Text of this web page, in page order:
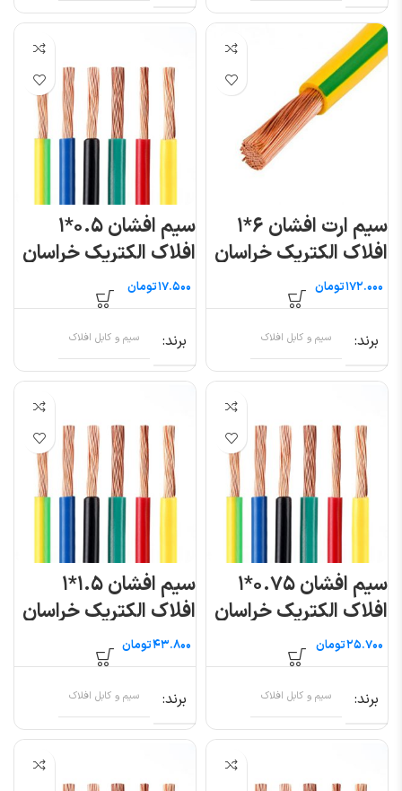
سیم ارت افشان ۶*۱
افلاک الکتریک خراسان
(متری)
تومان
برند سیم و کابل افلاک
سیم افشان ۰.۵*۱
افلاک الکتریک خراسان
(متری)
تومان
برند سیم و کابل افلاک
سیم افشان ۰.۷۵*۱
افلاک الکتریک خراسان
(متری)
تومان
برند سیم و کابل افلاک
سیم افشان ۱.۵*۱
افلاک الکتریک خراسان
(متری)تومان
برند سیم و کابل افلاک